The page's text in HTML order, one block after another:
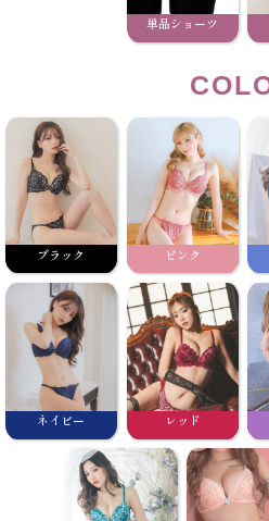
単品ショーツ
ブラック ピンク
ネイビー レッド